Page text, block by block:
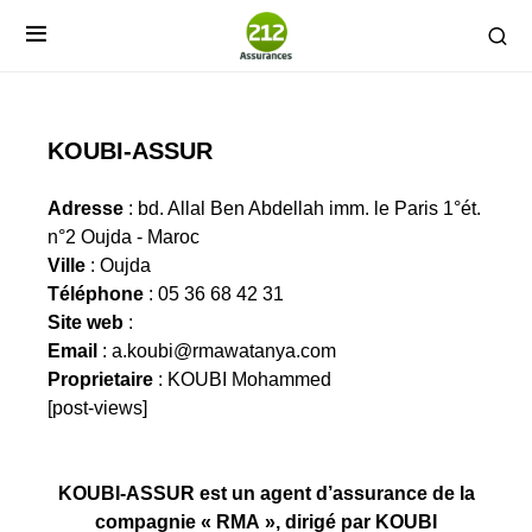
KOUBI-ASSUR
Adresse : bd. Allal Ben Abdellah imm. le Paris 1°ét.
n°2 Oujda - Maroc
Ville : Oujda
Téléphone : 05 36 68 42 31
Site web :
Email : a.koubi@rmawatanya.com
Proprietaire : KOUBI Mohammed
[post-views]
KOUBI-ASSUR est un agent d’assurance de la
compagnie « RMA », dirigé par KOUBI